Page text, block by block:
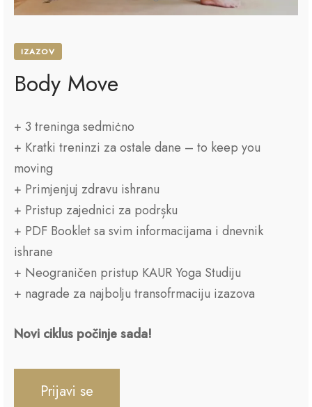
IZAZOV
Body Move
+ 3 treninga sedmiċno
+ Kratki treninzi za ostale dane – to keep you
moving
+ Primjenjuj zdravu ishranu
+ Pristup zajednici za podrșku
+ PDF Booklet sa svim informacijama i dnevnik
ishrane
+ Neograničen pristup KAUR Yoga Studiju
+ nagrade za najbolju transofrmaciju izazova
Novi ciklus počinje sada!
Prijavi se